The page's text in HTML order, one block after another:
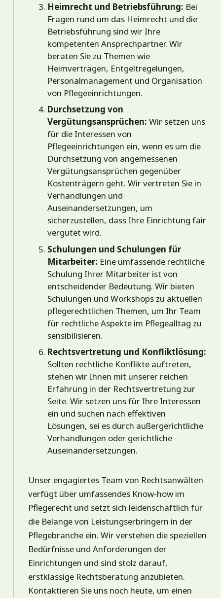
Heimrecht und Betriebsführung: Bei
Fragen rund um das Heimrecht und die
Betriebsführung sind wir Ihre
kompetenten Ansprechpartner. Wir
beraten Sie zu Themen wie
Heimverträgen, Entgeltregelungen,
Personalmanagement und Organisation
von Pflegeeinrichtungen.
Durchsetzung von
Vergütungsansprüchen: Wir setzen uns
für die Interessen von
Pflegeeinrichtungen ein, wenn es um die
Durchsetzung von angemessenen
Vergütungsansprüchen gegenüber
Kostenträgern geht. Wir vertreten Sie in
Verhandlungen und
Auseinandersetzungen, um
sicherzustellen, dass Ihre Einrichtung fair
vergütet wird.
Schulungen und Schulungen für
Mitarbeiter: Eine umfassende rechtliche
Schulung Ihrer Mitarbeiter ist von
entscheidender Bedeutung. Wir bieten
Schulungen und Workshops zu aktuellen
pflegerechtlichen Themen, um Ihr Team
für rechtliche Aspekte im Pflegealltag zu
sensibilisieren.
Rechtsvertretung und Konfliktlösung:
Sollten rechtliche Konflikte auftreten,
stehen wir Ihnen mit unserer reichen
Erfahrung in der Rechtsvertretung zur
Seite. Wir setzen uns für Ihre Interessen
ein und suchen nach effektiven
Lösungen, sei es durch außergerichtliche
Verhandlungen oder gerichtliche
Auseinandersetzungen.
Unser engagiertes Team von Rechtsanwälten
verfügt über umfassendes Know-how im
Pflegerecht und setzt sich leidenschaftlich für
die Belange von Leistungserbringern in der
Pflegebranche ein. Wir verstehen die speziellen
Bedürfnisse und Anforderungen der
Einrichtungen und sind stolz darauf,
erstklassige Rechtsberatung anzubieten.
Kontaktieren Sie uns noch heute, um einen